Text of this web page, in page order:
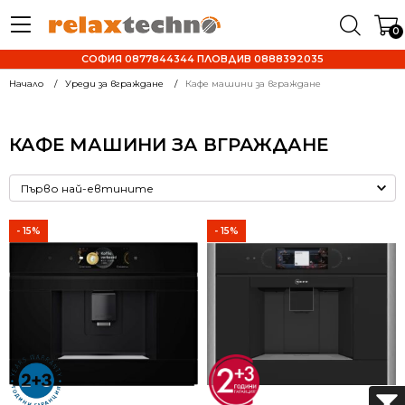
0
СОФИЯ 0877844344 ПЛОВДИВ 0888392035
Начало Уреди за вграждане Кафе машини за вграждане
КАФЕ МАШИНИ ЗА ВГРАЖДАНЕ
- 15% - 15%